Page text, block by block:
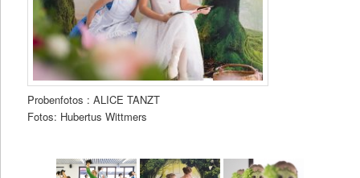
Probenfotos : ALICE TANZT
Fotos: Hubertus Wittmers